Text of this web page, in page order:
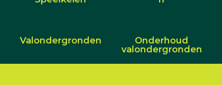
Valondergronden
Onderhoud
valondergronden